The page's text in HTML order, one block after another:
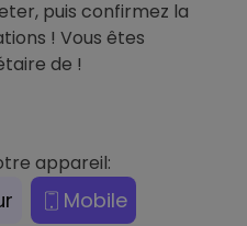
puis confirmez la
! Vous êtes
de !
appareil:
Mobile